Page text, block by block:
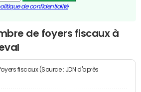
de confidentialité
de foyers fiscaux à
fiscaux (Source : JDN d'après